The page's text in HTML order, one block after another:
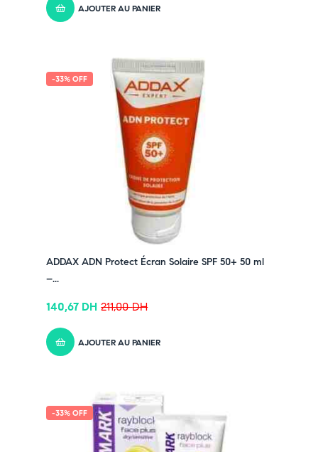
AJOUTER AU PANIER
-33% OFF
ADDAX ADN Protect Écran Solaire SPF 50+ 50 ml
–...
211,00DH
140,67 DH
AJOUTER AU PANIER
-33% OFF